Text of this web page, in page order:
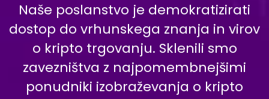
Naše poslanstvo je demokratizirati
dostop do vrhunskega znanja in virov
o kripto trgovanju. Sklenili smo
zavezništva z najpomembnejšimi
ponudniki izobraževanja o kripto